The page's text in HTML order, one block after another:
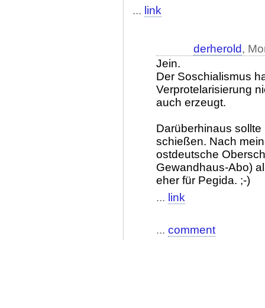
... link
derherold,
Jein.
Der Soschialismus
Verprotelarisierung
auch erzeugt.
Darüberhinaus
schießen. Nach
ostdeutsche
Gewandhaus-Abo)
eher für Pegida. ;-)
... link
... comment